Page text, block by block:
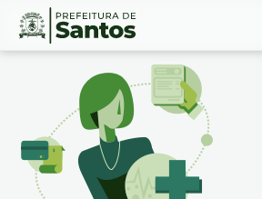
Ir
Conteúdo